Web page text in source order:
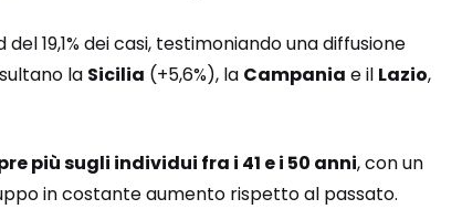
19,1% dei casi, testimoniando una diffusione
la Sicilia (+5,6%), la Campania e il Lazio,
più sugli individui fra i 41 e i 50 anni, con un
in costante aumento rispetto al passato.